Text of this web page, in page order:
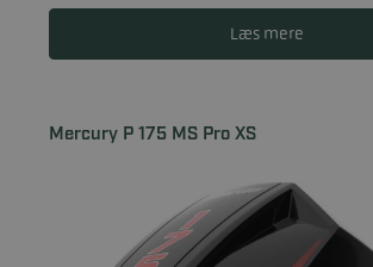
Læs mere
Mercury P 175 MS Pro XS